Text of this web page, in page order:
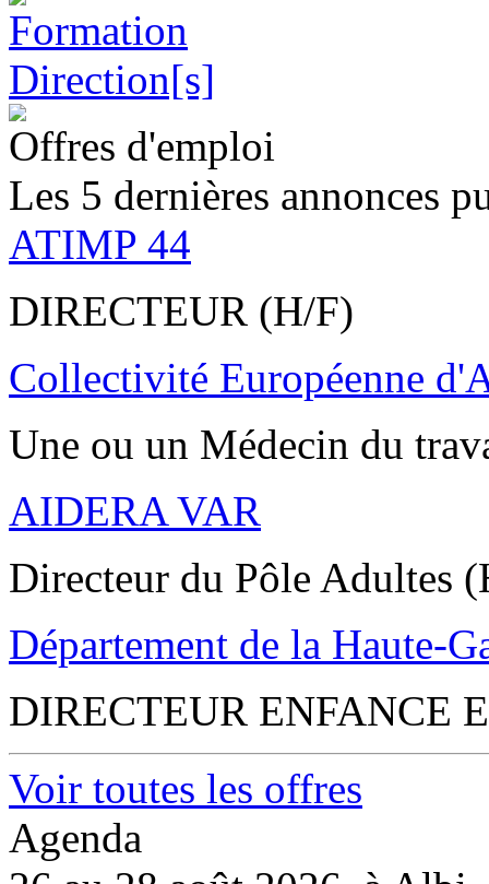
Offres d'emploi
Les 5 dernières annonces
ATIMP 44
DIRECTEUR (H/F)
Collectivité Européenne
Une ou un Médecin du
AIDERA VAR
Directeur du Pôle Adultes
Département de la Haute-
DIRECTEUR ENFANCE
Voir toutes les offres
Agenda